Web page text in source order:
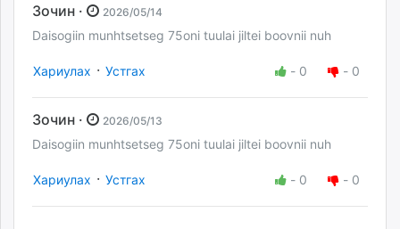
Зочин · 2026/05/14
Daisogiin munhtsetseg 75oni tuulai jiltei boovnii nuh
Хариулах · Устгах - 0 - 0
Зочин · 2026/05/13
Daisogiin munhtsetseg 75oni tuulai jiltei boovnii nuh
Хариулах · Устгах - 0 - 0